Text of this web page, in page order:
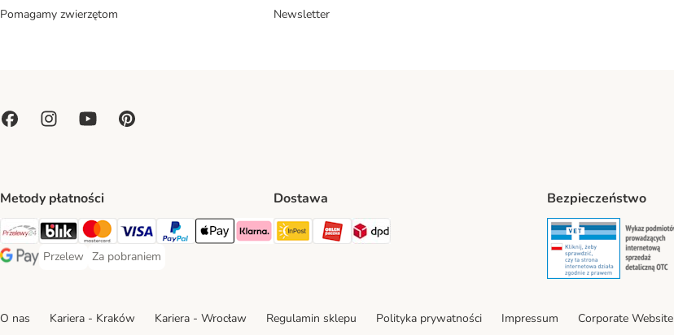
Pomagamy zwierzętom
Newsletter
Metody płatności
Przelewy24 Payment Method
Blik Payment Method
MasterCard Payment Method
Visa Payment Method
PayPal Payment Method
Apple Pay Payment Method
Klarna Payment Method
Google Pay Payment Method
Przelew
Przelew Payment Method
Za pobraniem
Za pobraniem Payment Method
Dostawa
Paczkomat® Shipping Method
ORLEN Paczka Shipping Method
Bezpieczeństwo
Security
O nas Kariera - Kraków Kariera - Wrocław Regulamin sklepu Polityka prywatności Impressum Corporate Website